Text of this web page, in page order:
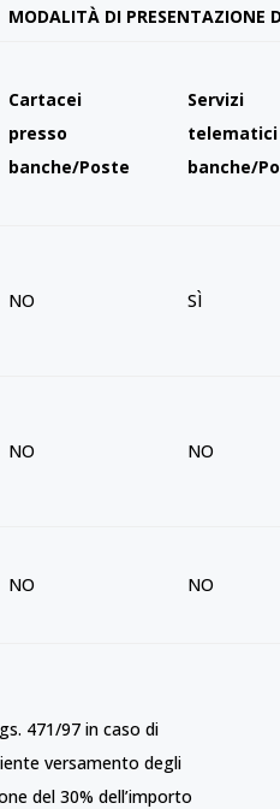
MODALITÀ DI PRESENTAZIONE
Cartacei
presso
banche/Poste
Servizi
telematici
banche/
NO SÌ
NO NO
NO NO
471/97 in caso di
versamento degli
del 30% dell’importo